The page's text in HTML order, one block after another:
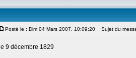
Posté le : Dim 04 Mars 2007, 10:09:20 Sujet du
le 9 décembre 1829